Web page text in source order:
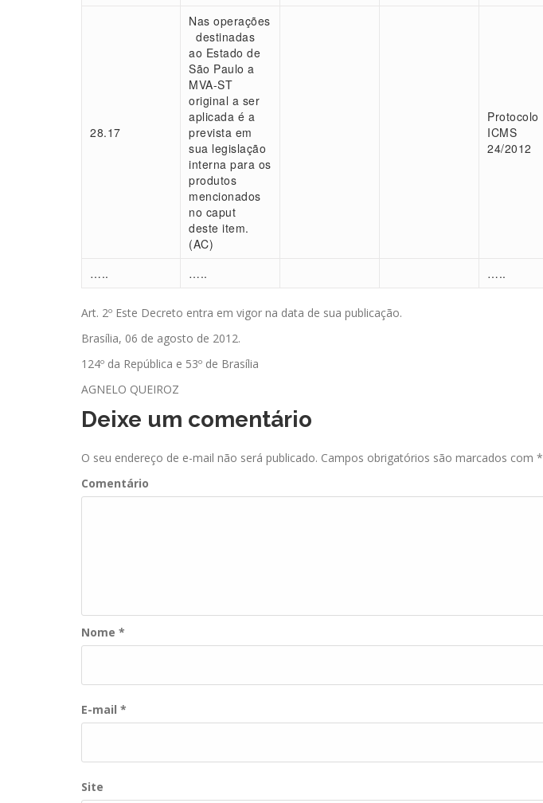
28.17
Nas operações
destinadas
ao Estado de
São Paulo a
MVA-ST
original a ser
aplicada é a
prevista em
sua legislação
interna para os
produtos
mencionados
no caput
deste item.
(AC)
Protocolo
ICMS
24/2012
….. ….. …..
Art. 2º Este Decreto entra em vigor na data de sua publicação.
Brasília, 06 de agosto de 2012.
124º da República e 53º de Brasília
AGNELO QUEIROZ
Deixe um comentário
O seu endereço de e-mail não será publicado. Campos obrigatórios são marcados com *
Comentário
Nome *
E-mail *
Site